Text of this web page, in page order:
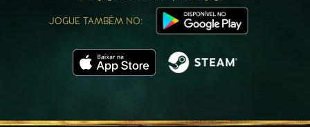
JOGUE TAMBÉM NO: